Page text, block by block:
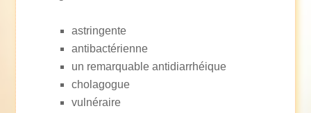
astringente
antibactérienne
un remarquable antidiarrhéique
cholagogue
vulnéraire